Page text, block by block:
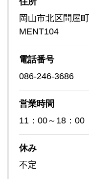
岡山市北区問屋
MENT104
電話番号
086-246-3686
営業時間
11：00～18：00
休み
不定